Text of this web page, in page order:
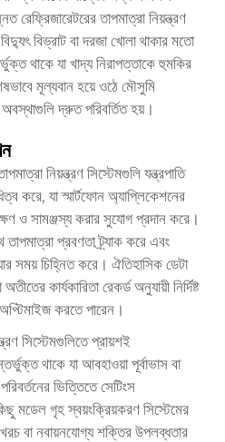
রেফ্রিজারেটরের তাপমাত্রা নিয়ন্ত্রণ
বিভ্রাট বা দরজা খোলা থাকার মতো
থাকে যা খাদ্য নিরাপত্তাকে হুমকির
মূল্যবান হয়ে ওঠে মৌসুমি
দ্রুত পরিবর্তিত হয়।
নিয়ন্ত্রণ সিস্টেমগুলি যন্ত্রপাতি
করে, যা স্মার্টফোন অ্যাপ্লিকেশনের
ও সামঞ্জস্য করার সুযোগ প্রদান করে।
প্রবণতা ট্র্যাক করে এবং
সময় চিহ্নিত করে। ঐতিহাসিক ডেটা
কার্যকারিতা রেকর্ড অনুযায়ী নির্দিষ্ট
করতে পারেন।
সিস্টেমগুলিতে প্রায়শই
থাকে যা আবহাওয়া পূর্বাভাস বা
ভিত্তিতে সেটিংস
মডেল গৃহ স্বয়ংক্রিয়করণ সিস্টেমের
বা নবায়নযোগ্য শক্তির উপলব্ধতার